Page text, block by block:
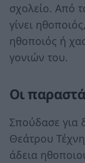
σχολείο. Από
γίνει
ηθοποιός ή
γονιών του.
Οι
Σπούδασε για
Θεάτρου
άδεια